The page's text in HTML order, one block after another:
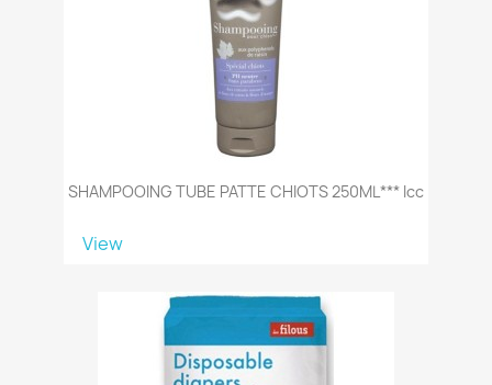
SHAMPOOING TUBE PATTE CHIOTS 250ML*** Icc
View